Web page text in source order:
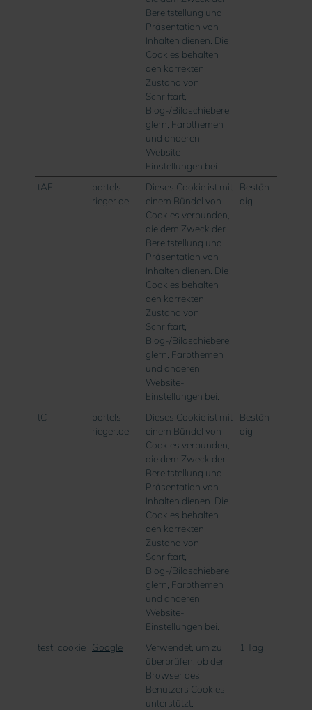
Bereitstellung und
Präsentation von
Inhalten dienen. Die
Cookies behalten
den korrekten
Zustand von
Schriftart,
Blog-/Bildschiebere
glern, Farbthemen
und anderen
Website-
Einstellungen bei.
tAE
bartels-
rieger.de
Dieses Cookie ist mit
einem Bündel von
Cookies verbunden,
die dem Zweck der
Bereitstellung und
Präsentation von
Inhalten dienen. Die
Cookies behalten
den korrekten
Zustand von
Schriftart,
Blog-/Bildschiebere
glern, Farbthemen
und anderen
Website-
Einstellungen bei.
Bestän
dig
tC
bartels-
rieger.de
Dieses Cookie ist mit
einem Bündel von
Cookies verbunden,
die dem Zweck der
Bereitstellung und
Präsentation von
Inhalten dienen. Die
Cookies behalten
den korrekten
Zustand von
Schriftart,
Blog-/Bildschiebere
glern, Farbthemen
und anderen
Website-
Einstellungen bei.
Bestän
dig
test_cookie Google
Verwendet, um zu
überprüfen, ob der
Browser des
Benutzers Cookies
unterstützt.
1 Tag